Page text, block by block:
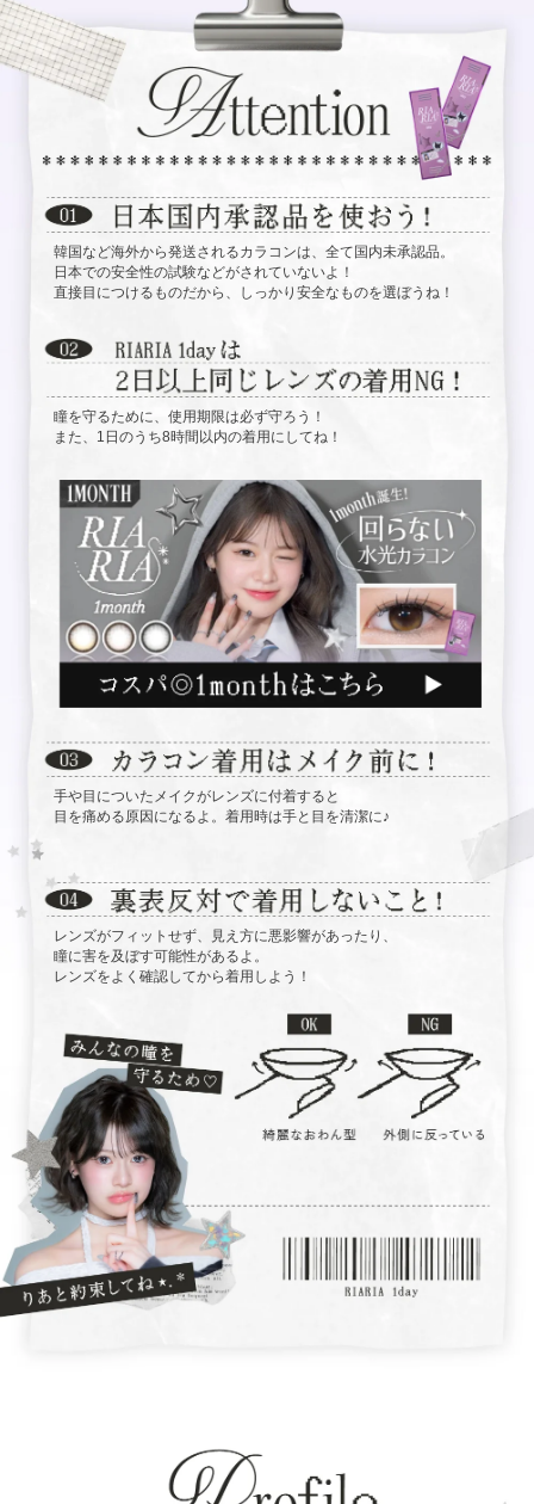
韓国など海外から発送されるカラコンは、全て国内未承認品。
日本での安全性の試験などがされていないよ！
直接目につけるものだから、しっかり安全なものを選ぼうね！
瞳を守るために、使用期限は必ず守ろう！
また、1日のうち8時間以内の着用にしてね！
手や目についたメイクがレンズに付着すると
目を痛める原因になるよ。着用時は手と目を清潔に♪
レンズがフィットせず、見え方に悪影響があったり、
瞳に害を及ぼす可能性があるよ。
レンズをよく確認してから着用しよう！